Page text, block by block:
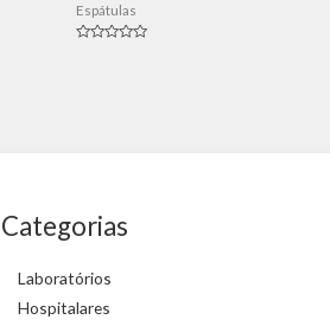
Espátulas
Categorias
Laboratórios
Hospitalares